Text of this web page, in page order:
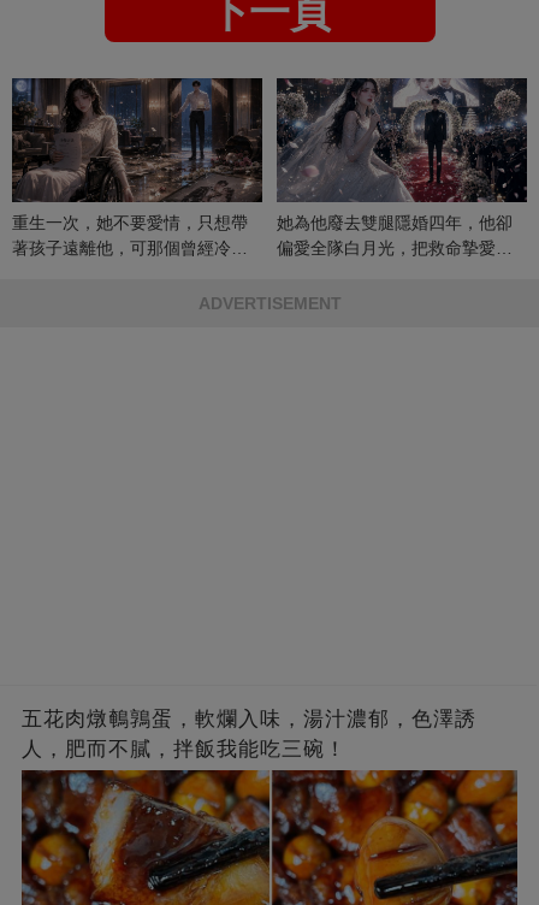
下一頁
重生一次，她不要愛情，只想帶
著孩子遠離他，可那個曾經冷漠
她為他廢去雙腿隱婚四年，他卻
偏愛全隊白月光，把救命摯愛當
ADVERTISEMENT
五花肉燉鵪鶉蛋，軟爛入味，湯汁濃郁，色澤誘
人，肥而不膩，拌飯我能吃三碗！